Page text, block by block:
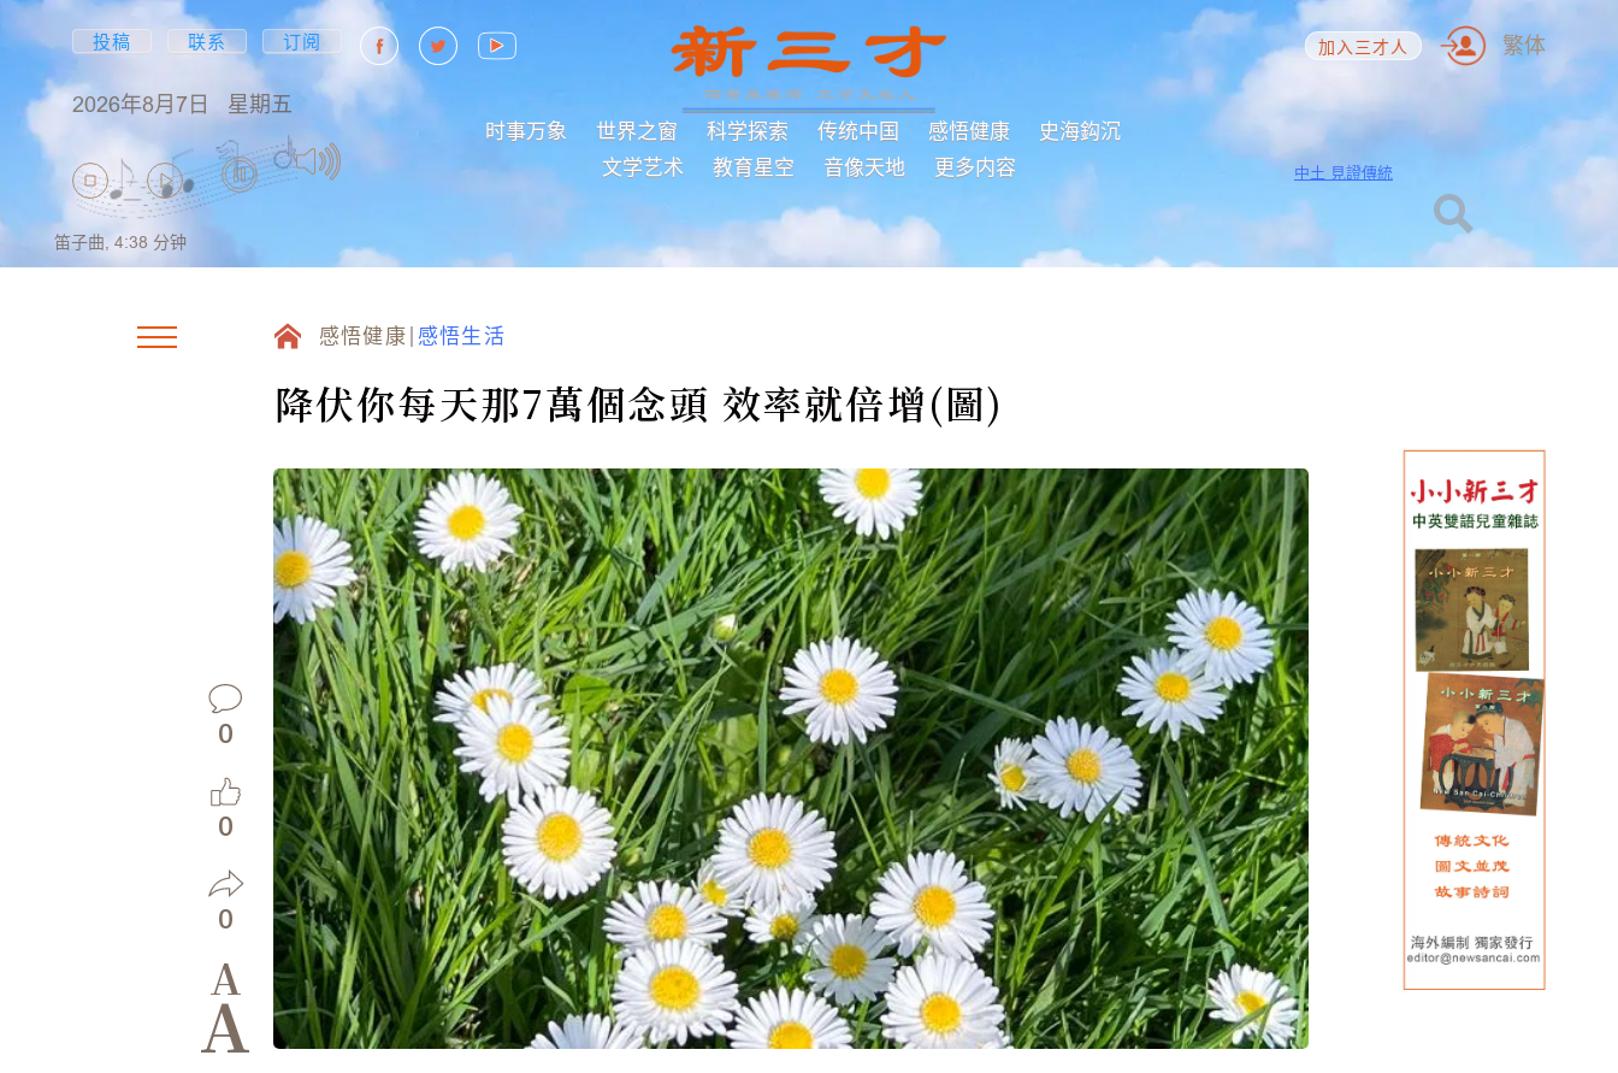
投稿 联系 订阅
2026年8月7日 星期五
时事万象 世界之窗 科学探索 传统中国 感悟健康
史海鈎沉
文学艺术
教育星空 音像天地 更多内容
加入三才人 繁体
中土 見證傳統
笛子曲, 4:38 分钟
感悟健康 感悟生活
降伏你每天那7萬個念頭 效率就倍增(圖)
0
0
0
A
A